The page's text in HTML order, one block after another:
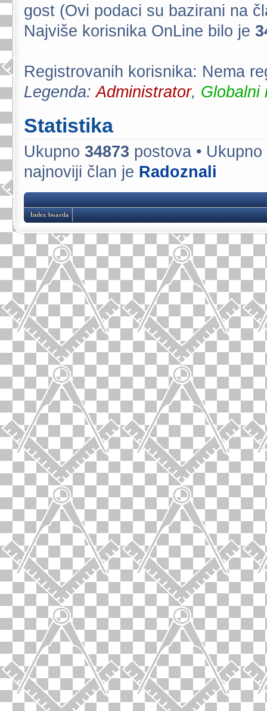
gost (Ovi podaci su bazirani na
Najviše korisnika OnLine bilo je
Registrovanih korisnika: Nema
Legenda:Administrator, Globalni
Statistika
Ukupno 34873 postova • Ukupno
najnoviji član je Radoznali
Index boarda